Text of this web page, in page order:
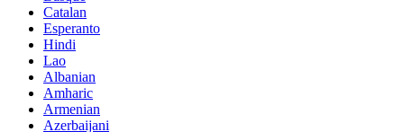
Catalan
Esperanto
Hindi
Lao
Albanian
Amharic
Armenian
Azerbaijani